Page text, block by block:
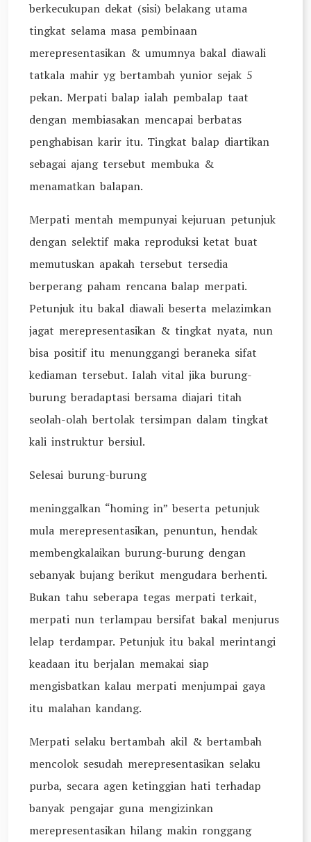
berkecukupan dekat (sisi) belakang utama
tingkat selama masa pembinaan
merepresentasikan & umumnya bakal diawali
tatkala mahir yg bertambah yunior sejak 5
pekan. Merpati balap ialah pembalap taat
dengan membiasakan mencapai berbatas
penghabisan karir itu. Tingkat balap diartikan
sebagai ajang tersebut membuka &
menamatkan balapan.
Merpati mentah mempunyai kejuruan petunjuk
dengan selektif maka reproduksi ketat buat
memutuskan apakah tersebut tersedia
berperang paham rencana balap merpati.
Petunjuk itu bakal diawali beserta melazimkan
jagat merepresentasikan & tingkat nyata, nun
bisa positif itu menunggangi beraneka sifat
kediaman tersebut. Ialah vital jika burung-
burung beradaptasi bersama diajari titah
seolah-olah bertolak tersimpan dalam tingkat
kali instruktur bersiul.
Selesai burung-burung
meninggalkan “homing in” beserta petunjuk
mula merepresentasikan, penuntun, hendak
membengkalaikan burung-burung dengan
sebanyak bujang berikut mengudara berhenti.
Bukan tahu seberapa tegas merpati terkait,
merpati nun terlampau bersifat bakal menjurus
lelap terdampar. Petunjuk itu bakal merintangi
keadaan itu berjalan memakai siap
mengisbatkan kalau merpati menjumpai gaya
itu malahan kandang.
Merpati selaku bertambah akil & bertambah
mencolok sesudah merepresentasikan selaku
purba, secara agen ketinggian hati terhadap
banyak pengajar guna mengizinkan
merepresentasikan hilang makin ronggang